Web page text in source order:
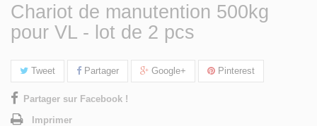
Chariot de manutention 500kg
pour VL - lot de 2 pcs
Tweet Partager Google+ Pinterest
Partager sur Facebook !
Imprimer